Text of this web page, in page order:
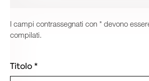
I campi contrassegnati con * devono
compilati.
Titolo*